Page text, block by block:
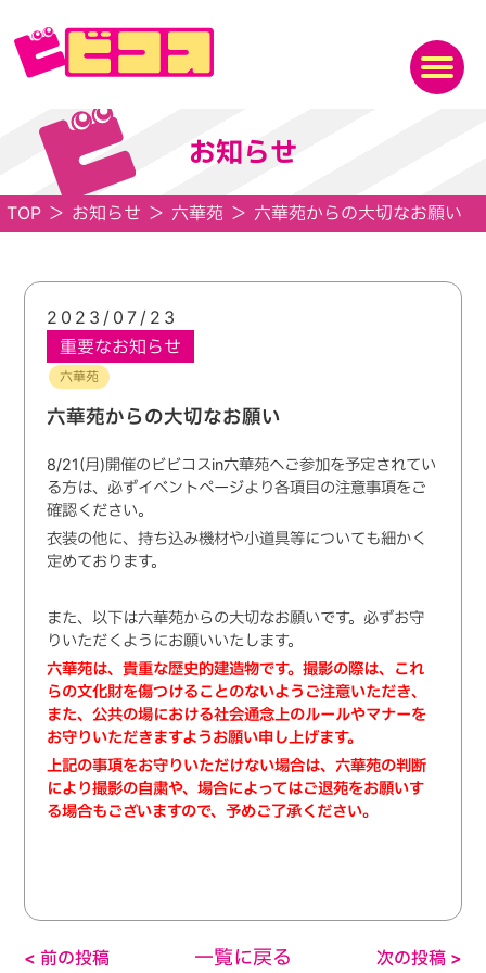
お知らせ
TOP ＞ お知らせ ＞ 六華苑 ＞ 六華苑からの大切なお願い
2023/07/23
重要なお知らせ
六華苑
六華苑からの大切なお願い
8/21(月)開催のビビコスin六華苑へご参加を予定されてい
る方は、必ずイベントページより各項目の注意事項をご
確認ください。
衣装の他に、持ち込み機材や小道具等についても細かく
定めております。
また、以下は六華苑からの大切なお願いです。必ずお守
りいただくようにお願いいたします。
六華苑は、貴重な歴史的建造物です。撮影の際は、これ
らの文化財を傷つけることのないようご注意いただき、
また、公共の場における社会通念上のルールやマナーを
お守りいただきますようお願い申し上げます。
上記の事項をお守りいただけない場合は、六華苑の判断
により撮影の自粛や、場合によってはご退苑をお願いす
る場合もございますので、予めご了承ください。
< 前の投稿 一覧に戻る 次の投稿 >